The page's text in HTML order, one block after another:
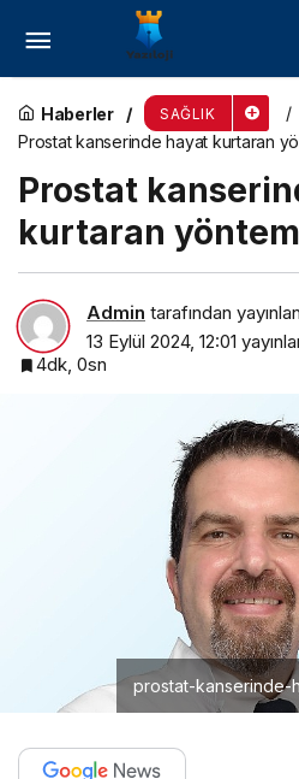
Haberler SAĞLIK
Prostat kanserinde hayat kurtaran
Prostat
kurtaran
Admin tarafından
13 Eylül 2024, 12:01
4dk, 0sn
prostat-kanserinde-
Alzhemier tedavisinde
üretim payı % 90’nı aştı